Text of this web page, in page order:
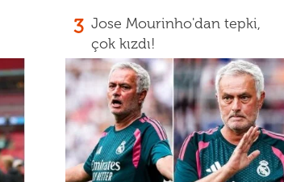
3 Jose Mourinho'dan tepki,
çok kızdı!